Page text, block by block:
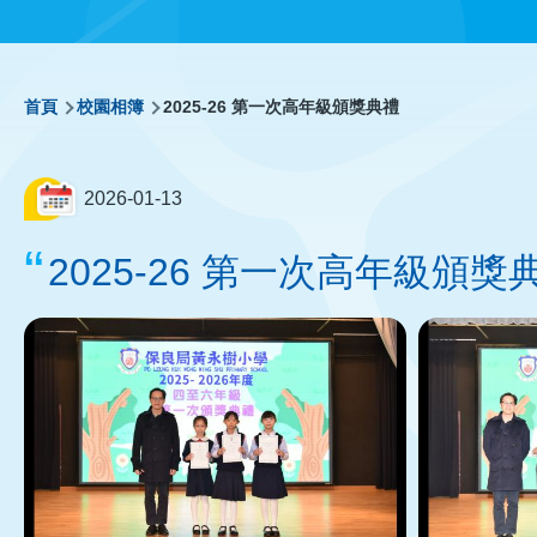
導
航
連
結
首頁 校園相簿 2025-26 第一次高年級頒獎典禮
2026-01-13
2025-26 第一次高年級頒獎